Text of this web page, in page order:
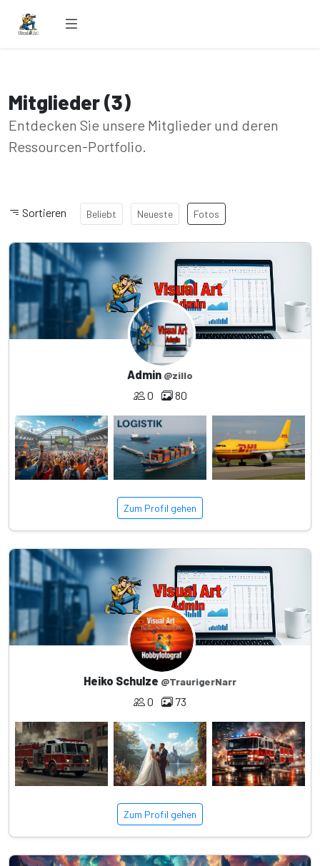
Mitglieder (3)
Entdecken Sie unsere Mitglieder und deren
Ressourcen-Portfolio.
Sortieren Beliebt Neueste Fotos
Admin @zillo
0 80
Zum Profil gehen
Heiko Schulze @TraurigerNarr
0 73
Zum Profil gehen